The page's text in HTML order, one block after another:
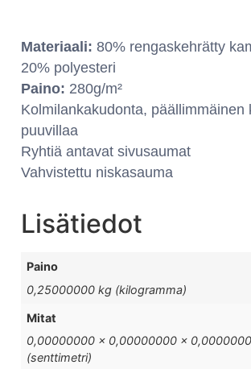
Materiaali: 80% rengaskehrätty
20% polyesteri
Paino: 280g/m²
Kolmilankakudonta, päällimmäinen
puuvillaa
Ryhtiä antavat sivusaumat
Vahvistettu niskasauma
Lisätiedot
Paino
0,25000000 kg (kilogramma)
Mitat
0,00000000 × 0,00000000 ×
(senttimetri)